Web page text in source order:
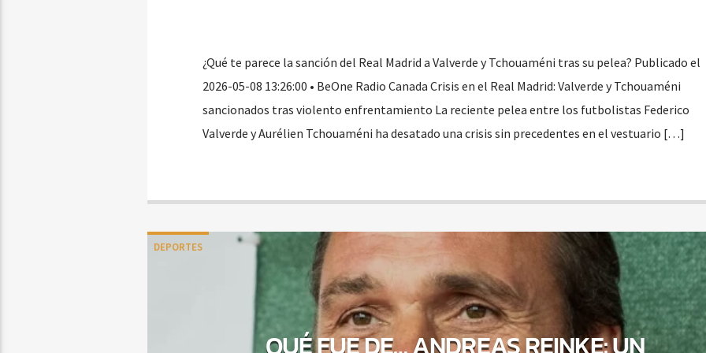
¿Qué te parece la sanción del Real Madrid a Valverde y Tchouaméni tras su pelea? Publicado el
2026-05-08 13:26:00 • BeOne Radio Canada Crisis en el Real Madrid: Valverde y Tchouaméni
sancionados tras violento enfrentamiento La reciente pelea entre los futbolistas Federico
Valverde y Aurélien Tchouaméni ha desatado una crisis sin precedentes en el vestuario […]
DEPORTES